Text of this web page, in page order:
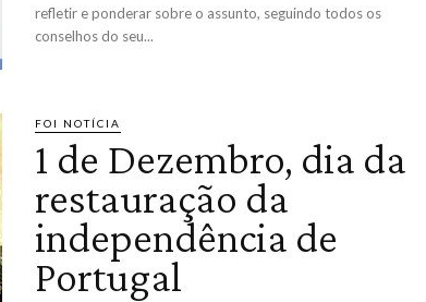
refletir e ponderar sobre o assunto, seguindo todos os
conselhos do seu...
FOI NOTÍCIA
1 de Dezembro, dia da
restauração da
independência de
Portugal